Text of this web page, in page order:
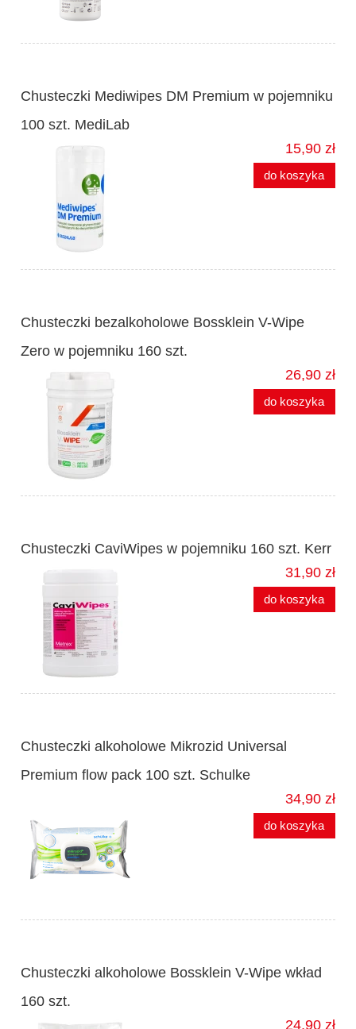
Chusteczki Mediwipes DM Premium w pojemniku
100 szt. MediLab
15,90 zł
do koszyka
Chusteczki bezalkoholowe Bossklein V-Wipe
Zero w pojemniku 160 szt.
26,90 zł
do koszyka
Chusteczki CaviWipes w pojemniku 160 szt. Kerr
31,90 zł
do koszyka
Chusteczki alkoholowe Mikrozid Universal
Premium flow pack 100 szt. Schulke
34,90 zł
do koszyka
Chusteczki alkoholowe Bossklein V-Wipe wkład
160 szt.
24,90 zł